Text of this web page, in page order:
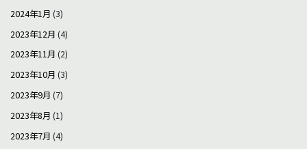
2024年1月 (3)
2023年12月 (4)
2023年11月 (2)
2023年10月 (3)
2023年9月 (7)
2023年8月 (1)
2023年7月 (4)